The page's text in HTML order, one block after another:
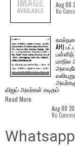
Aug 08
No
AH)
மாநில
விஜய் அவர்கள் கடிதம்
Read More
Aug 08
No
Whatsapp